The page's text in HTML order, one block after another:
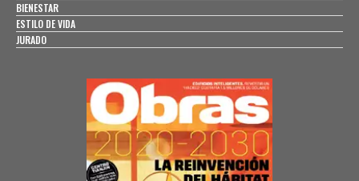
BIENESTAR
ESTILO DE VIDA
JURADO